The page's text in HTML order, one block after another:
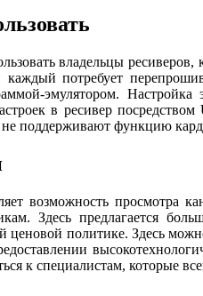
владельцы
потребует
эмулятором.
в ресивер
поддерживают функцию
возможность просмотра
Здесь предлагается
ценовой политике. Здесь
к специалистам, которые